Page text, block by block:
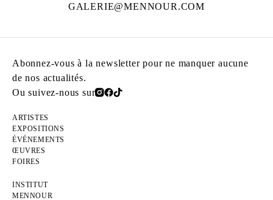
GALERIE@MENNOUR.COM
Abonnez-vous à la newsletter pour ne manquer aucune
de nos actualités.
Ou suivez-nous sur
ARTISTES
EXPOSITIONS
ÉVÉNEMENTS
ŒUVRES
FOIRES
INSTITUT
MENNOUR